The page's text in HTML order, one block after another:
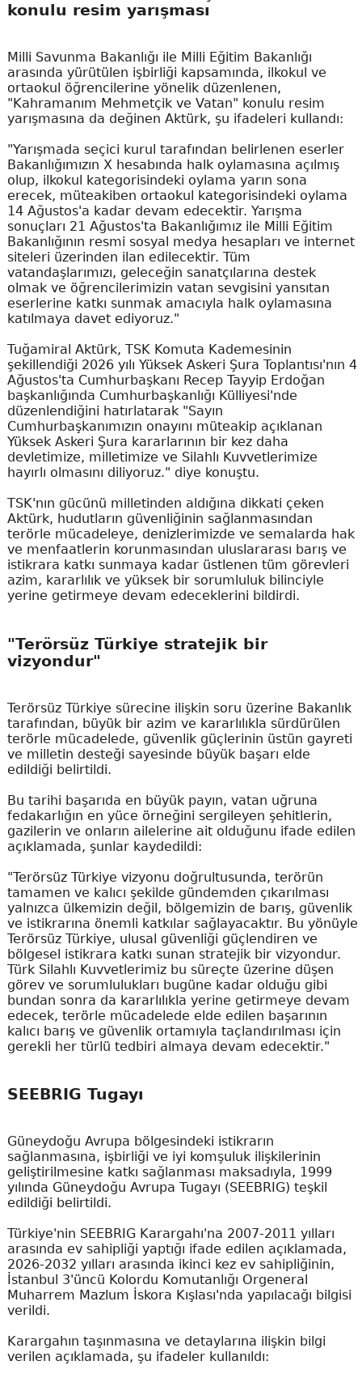
konulu resim yarışması
Milli Savunma Bakanlığı ile Milli Eğitim Bakanlığı
arasında yürütülen işbirliği kapsamında, ilkokul ve
ortaokul öğrencilerine yönelik düzenlenen,
"Kahramanım Mehmetçik ve Vatan" konulu resim
yarışmasına da değinen Aktürk, şu ifadeleri kullandı:
"Yarışmada seçici kurul tarafından belirlenen eserler
Bakanlığımızın X hesabında halk oylamasına açılmış
olup, ilkokul kategorisindeki oylama yarın sona
erecek, müteakiben ortaokul kategorisindeki oylama
14 Ağustos'a kadar devam edecektir. Yarışma
sonuçları 21 Ağustos'ta Bakanlığımız ile Milli Eğitim
Bakanlığının resmi sosyal medya hesapları ve internet
siteleri üzerinden ilan edilecektir. Tüm
vatandaşlarımızı, geleceğin sanatçılarına destek
olmak ve öğrencilerimizin vatan sevgisini yansıtan
eserlerine katkı sunmak amacıyla halk oylamasına
katılmaya davet ediyoruz."
Tuğamiral Aktürk, TSK Komuta Kademesinin
şekillendiği 2026 yılı Yüksek Askeri Şura Toplantısı'nın 4
Ağustos'ta Cumhurbaşkanı Recep Tayyip Erdoğan
başkanlığında Cumhurbaşkanlığı Külliyesi'nde
düzenlendiğini hatırlatarak "Sayın
Cumhurbaşkanımızın onayını müteakip açıklanan
Yüksek Askeri Şura kararlarının bir kez daha
devletimize, milletimize ve Silahlı Kuvvetlerimize
hayırlı olmasını diliyoruz." diye konuştu.
TSK'nın gücünü milletinden aldığına dikkati çeken
Aktürk, hudutların güvenliğinin sağlanmasından
terörle mücadeleye, denizlerimizde ve semalarda hak
ve menfaatlerin korunmasından uluslararası barış ve
istikrara katkı sunmaya kadar üstlenen tüm görevleri
azim, kararlılık ve yüksek bir sorumluluk bilinciyle
yerine getirmeye devam edeceklerini bildirdi.
"Terörsüz Türkiye stratejik bir
vizyondur"
Terörsüz Türkiye sürecine ilişkin soru üzerine Bakanlık
tarafından, büyük bir azim ve kararlılıkla sürdürülen
terörle mücadelede, güvenlik güçlerinin üstün gayreti
ve milletin desteği sayesinde büyük başarı elde
edildiği belirtildi.
Bu tarihi başarıda en büyük payın, vatan uğruna
fedakarlığın en yüce örneğini sergileyen şehitlerin,
gazilerin ve onların ailelerine ait olduğunu ifade edilen
açıklamada, şunlar kaydedildi:
"Terörsüz Türkiye vizyonu doğrultusunda, terörün
tamamen ve kalıcı şekilde gündemden çıkarılması
yalnızca ülkemizin değil, bölgemizin de barış, güvenlik
ve istikrarına önemli katkılar sağlayacaktır. Bu yönüyle
Terörsüz Türkiye, ulusal güvenliği güçlendiren ve
bölgesel istikrara katkı sunan stratejik bir vizyondur.
Türk Silahlı Kuvvetlerimiz bu süreçte üzerine düşen
görev ve sorumlulukları bugüne kadar olduğu gibi
bundan sonra da kararlılıkla yerine getirmeye devam
edecek, terörle mücadelede elde edilen başarının
kalıcı barış ve güvenlik ortamıyla taçlandırılması için
gerekli her türlü tedbiri almaya devam edecektir."
SEEBRIG Tugayı
Güneydoğu Avrupa bölgesindeki istikrarın
sağlanmasına, işbirliği ve iyi komşuluk ilişkilerinin
geliştirilmesine katkı sağlanması maksadıyla, 1999
yılında Güneydoğu Avrupa Tugayı (SEEBRIG) teşkil
edildiği belirtildi.
Türkiye'nin SEEBRIG Karargahı'na 2007-2011 yılları
arasında ev sahipliği yaptığı ifade edilen açıklamada,
2026-2032 yılları arasında ikinci kez ev sahipliğinin,
İstanbul 3'üncü Kolordu Komutanlığı Orgeneral
Muharrem Mazlum İskora Kışlası'nda yapılacağı bilgisi
verildi.
Karargahın taşınmasına ve detaylarına ilişkin bilgi
verilen açıklamada, şu ifadeler kullanıldı: